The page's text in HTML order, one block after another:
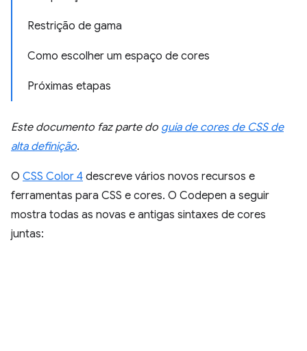
Restrição de gama
Como escolher um espaço de cores
Próximas etapas
Este documento faz parte do guia de cores de CSS de
alta definição.
O CSS Color 4 descreve vários novos recursos e
ferramentas para CSS e cores. O Codepen a seguir
mostra todas as novas e antigas sintaxes de cores
juntas: